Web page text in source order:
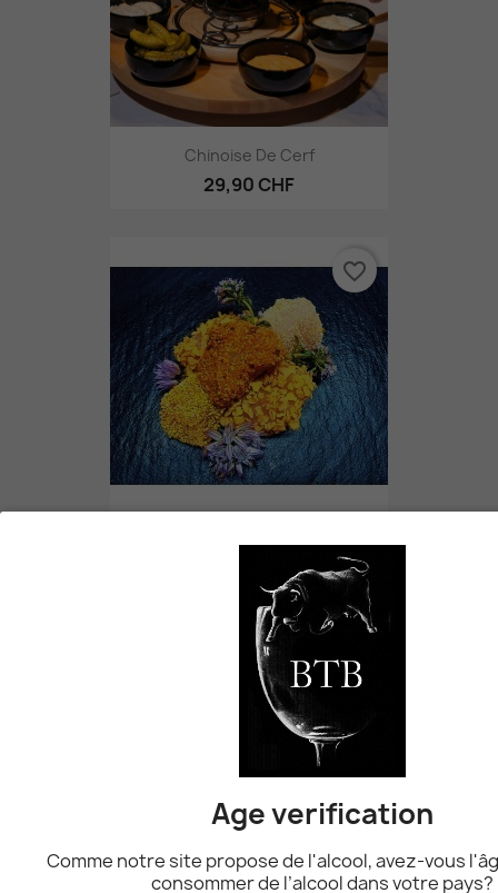
Chinoise De Cerf
29,90 CHF
Bressane De Poulet Panée
favorite_border
favorite_border
Age verification
Comme notre site propose de l'alcool, avez-vous
consommer de l’alcool dans votre pays?